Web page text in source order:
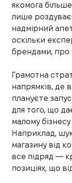
якомога
лише роздуває
надмірний
оскільки
брендами, про
Грамотна
напрямків, де
плануєте
для того, що
малому
Наприклад,
магазину від
все підряд —
позиціях, що